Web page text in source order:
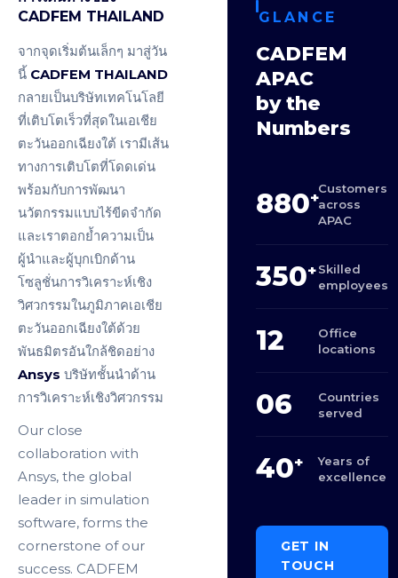
CADFEM THAILAND
จากจุดเริ่มต้นเล็กๆ มาสู่วัน
นี้ CADFEM THAILAND
กลายเป็นบริษัทเทคโนโลยี
ที่เติบโตเร็วที่สุดในเอเชีย
ตะวันออกเฉียงใต้ เรามีเส้น
ทางการเติบโตที่โดดเด่น
พร้อมกับการพัฒนา
นวัตกรรมแบบไร้ขีดจำกัด
และเราตอกย้ำความเป็น
ผู้นำและผู้บุกเบิกด้าน
โซลูชั่นการวิเคราะห์เชิง
วิศวกรรมในภูมิภาคเอเชีย
ตะวันออกเฉียงใต้ด้วย
พันธมิตรอันใกล้ชิดอย่าง
Ansys บริษัทชั้นนำด้าน
การวิเคราะห์เชิงวิศวกรรม
Our close
collaboration with
Ansys, the global
leader in simulation
software, forms the
cornerstone of our
success. CADFEM
GLANCE
CADFEM
APAC
by the
Numbers
880+
Customers
across
APAC
350+ Skilled
employees
12
Office
locations
06
Countries
served
40+
Years of
excellence
GET IN
TOUCH